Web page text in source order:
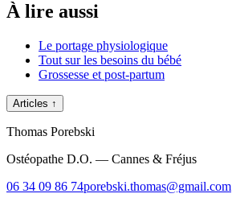
À lire aussi
Le portage physiologique
Tout sur les besoins du bébé
Grossesse et post-partum
Articles ↑
Thomas Porebski
Ostéopathe D.O. — Cannes & Fréjus
06 34 09 86 74porebski.thomas@gmail.com